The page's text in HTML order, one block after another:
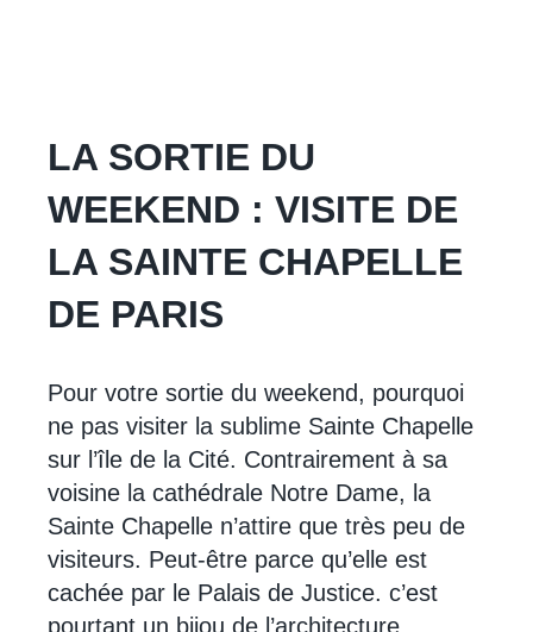
LA SORTIE DU
WEEKEND : VISITE DE
LA SAINTE CHAPELLE
DE PARIS
Pour votre sortie du weekend, pourquoi
ne pas visiter la sublime Sainte Chapelle
sur l’île de la Cité. Contrairement à sa
voisine la cathédrale Notre Dame, la
Sainte Chapelle n’attire que très peu de
visiteurs. Peut-être parce qu’elle est
cachée par le Palais de Justice. c’est
pourtant un bijou de l’architecture